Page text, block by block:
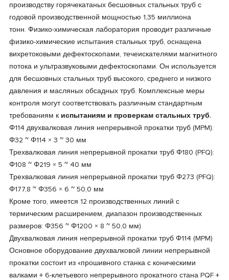
производству горячекатаных бесшовных стальных труб с
годовой производственной мощностью 1,35 миллиона
тонн. Физико-химическая лаборатория проводит различные
физико-химические испытания стальных труб, оснащена
вихретоковыми дефектоскопами, течеискателями магнитного
потока и ультразвуковыми дефектоскопами. Он используется
для бесшовных стальных труб высокого, среднего и низкого
давления и масляных обсадных труб. Комплексные меры
контроля могут соответствовать различным стандартным
требованиям к испытаниям и проверкам стальных труб.
Φ114 двухвалковая линия непрерывной прокатки труб (MPM):
Φ32 ~ Φ114 × 3 ~ 30 мм
Трехвалковая линия непрерывной прокатки труб Φ180 (PFQ):
Φ108 ~ Φ219 × 5 ~ 40 мм
Трехвалковая линия непрерывной прокатки труб Φ273 (PFQ):
Φ177,8 ~ Φ356 × 6 ~ 50,0 мм
Кроме того, имеется 12 производственных линий с
термическим расширением, диапазон производственных
размеров: Φ356 ~ Φ1200 × 8 ~ 50,0 мм)
Двухвалковая линия непрерывной прокатки труб Φ114 (MPM)
Основное оборудование двухвалковой линии непрерывной
прокатки состоит из «прошивного станка с коническими
валками + 6-клетьевого непрерывного прокатного стана PQF +